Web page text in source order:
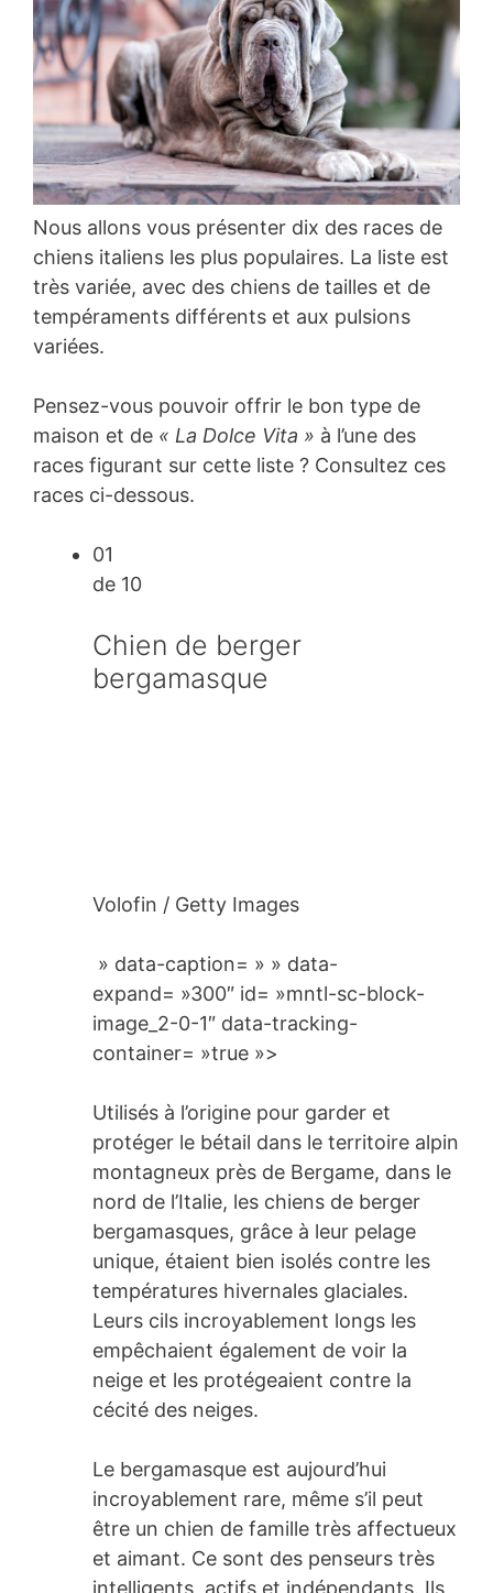
Nous allons vous présenter dix des races de
chiens italiens les plus populaires. La liste est
très variée, avec des chiens de tailles et de
tempéraments différents et aux pulsions
variées.
Pensez-vous pouvoir offrir le bon type de
maison et de « La Dolce Vita » à l’une des
races figurant sur cette liste ? Consultez ces
races ci-dessous.
01
de 10
Chien de berger
bergamasque
Volofin / Getty Images
» data-caption= » » data-
expand= »300″ id= »mntl-sc-block-
image_2-0-1″ data-tracking-
container= »true »>
Utilisés à l’origine pour garder et
protéger le bétail dans le territoire alpin
montagneux près de Bergame, dans le
nord de l’Italie, les chiens de berger
bergamasques, grâce à leur pelage
unique, étaient bien isolés contre les
températures hivernales glaciales.
Leurs cils incroyablement longs les
empêchaient également de voir la
neige et les protégeaient contre la
cécité des neiges.
Le bergamasque est aujourd’hui
incroyablement rare, même s’il peut
être un chien de famille très affectueux
et aimant. Ce sont des penseurs très
intelligents, actifs et indépendants. Ils